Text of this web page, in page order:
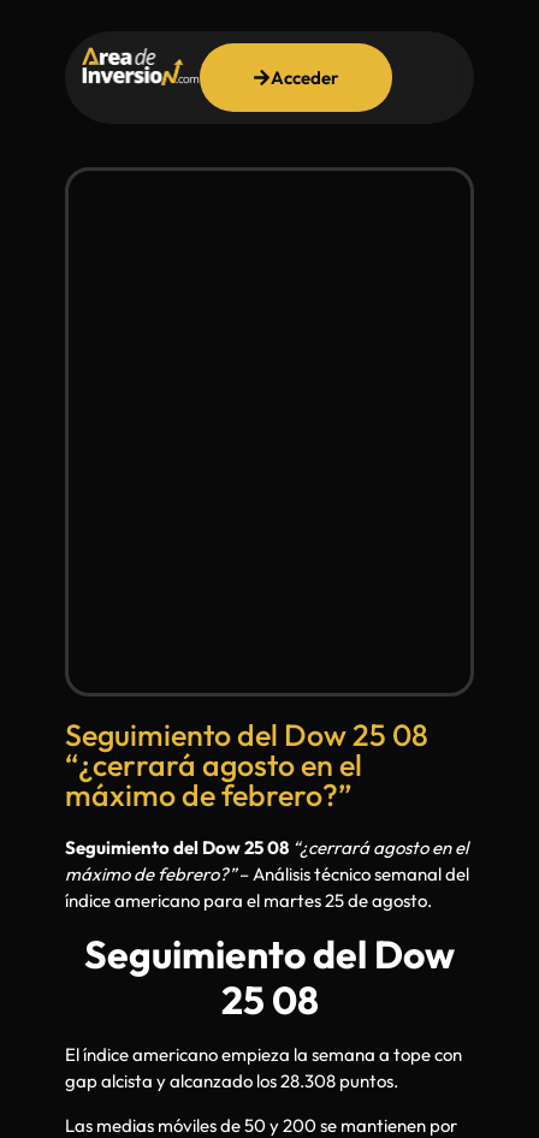
Acceder
Seguimiento del Dow 25 08
“¿cerrará agosto en el
máximo de febrero?”
Seguimiento del Dow 25 08 “¿cerrará agosto en el
máximo de febrero?”– Análisis técnico semanal del
índice americano para el martes 25 de agosto.
Seguimiento del Dow
25 08
El índice americano empieza la semana a tope con
gap alcista y alcanzado los 28.308 puntos.
Las medias móviles de 50 y 200 se mantienen por